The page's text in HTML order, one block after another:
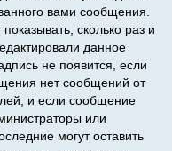
вами сообщения.
сколько раз и
данное
не появится, если
нет сообщений от
и если сообщение
или
могут оставить